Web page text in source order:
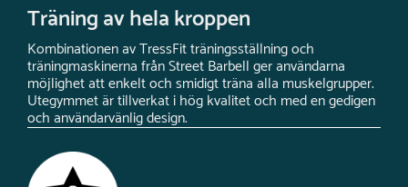
Träning av hela kroppen
Kombinationen av TressFit träningsställning och
träningmaskinerna från Street Barbell ger användarna
möjlighet att enkelt och smidigt träna alla muskelgrupper.
Utegymmet är tillverkat i hög kvalitet och med en gedigen
och användarvänlig design.